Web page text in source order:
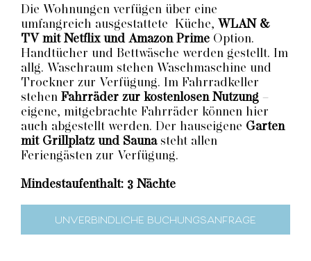
Die Wohnungen verfügen über eine
umfangreich ausgestattete Küche, WLAN &
TV mit Netflix und Amazon PrimeOption.
Handtücher und Bettwäsche werden gestellt. Im
allg. Waschraum stehen Waschmaschine und
Trockner zur Verfügung. Im Fahrradkeller
stehen Fahrräder zur kostenlosen Nutzung –
eigene, mitgebrachte Fahrräder können hier
auch abgestellt werden. Der hauseigene Garten
mit Grillplatz und Saunasteht allen
Feriengästen zur Verfügung.
Mindestaufenthalt: 3 Nächte
UNVERBINDLICHE BUCHUNGSANFRAGE